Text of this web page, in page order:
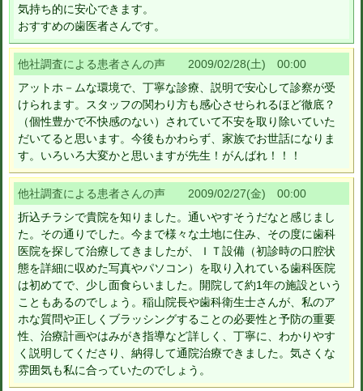
気持ち的に安心できます。
おすすめの歯医者さんです。
他社調査による患者さんの声 2009/02/28(土) 00:00
アットホ－ムな環境で、丁寧な診療、説明で安心して診察が受
けられます。スタッフの関わり方も感心させられるほど徹底？
（個性豊かで不快感のない）されていて不安を取り除いていた
だいてると思います。今後もかわらず、家族でお世話になりま
す。いろいろ大変かと思いますが先生！がんばれ！！！
他社調査による患者さんの声 2009/02/27(金) 00:00
折込チラシで貴院を知りました。通いやすそうだなと感じまし
た。その通りでした。今まで様々な土地に住み、その度に歯科
医院を探して治療してきましたが、ＩＴ設備（初診時の口腔状
態を詳細に収めた写真やパソコン）を取り入れている歯科医院
は初めてで、少し面食らいました。開院して約1年の施設という
こともあるのでしょう。稲山院長や歯科衛生士さんが、私のア
ホな質問や正しくブラッシングすることの必要性と予防の重要
性、治療計画やはみがき指導など詳しく、丁寧に、わかりやす
く説明してくださり、納得して通院治療できました。気さくな
雰囲気も私に合っていたのでしょう。